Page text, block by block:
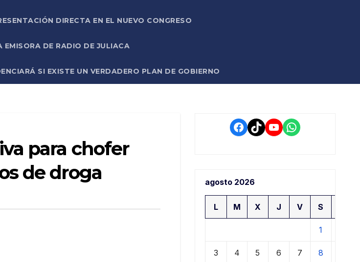
DIRECTA EN EL NUEVO CONGRESO
DE RADIO DE JULIACA
SI EXISTE UN VERDADERO PLAN DE GOBIERNO
para chofer
de droga
Facebook
TikTokYouTube
WhatsApp
agosto 2026
L M X J V S
1
3 4 5 6 7 8